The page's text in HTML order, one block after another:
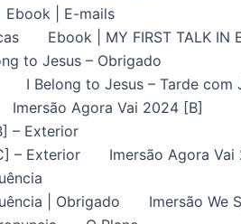
Ebook | E-mails
Ebook | MY FIRST TALK IN
to Jesus – Obrigado
I Belong to Jesus – Tarde com
Imersão Agora Vai 2024 [B]
– Exterior
– Exterior
Imersão Agora Vai
| Obrigado
Imersão We